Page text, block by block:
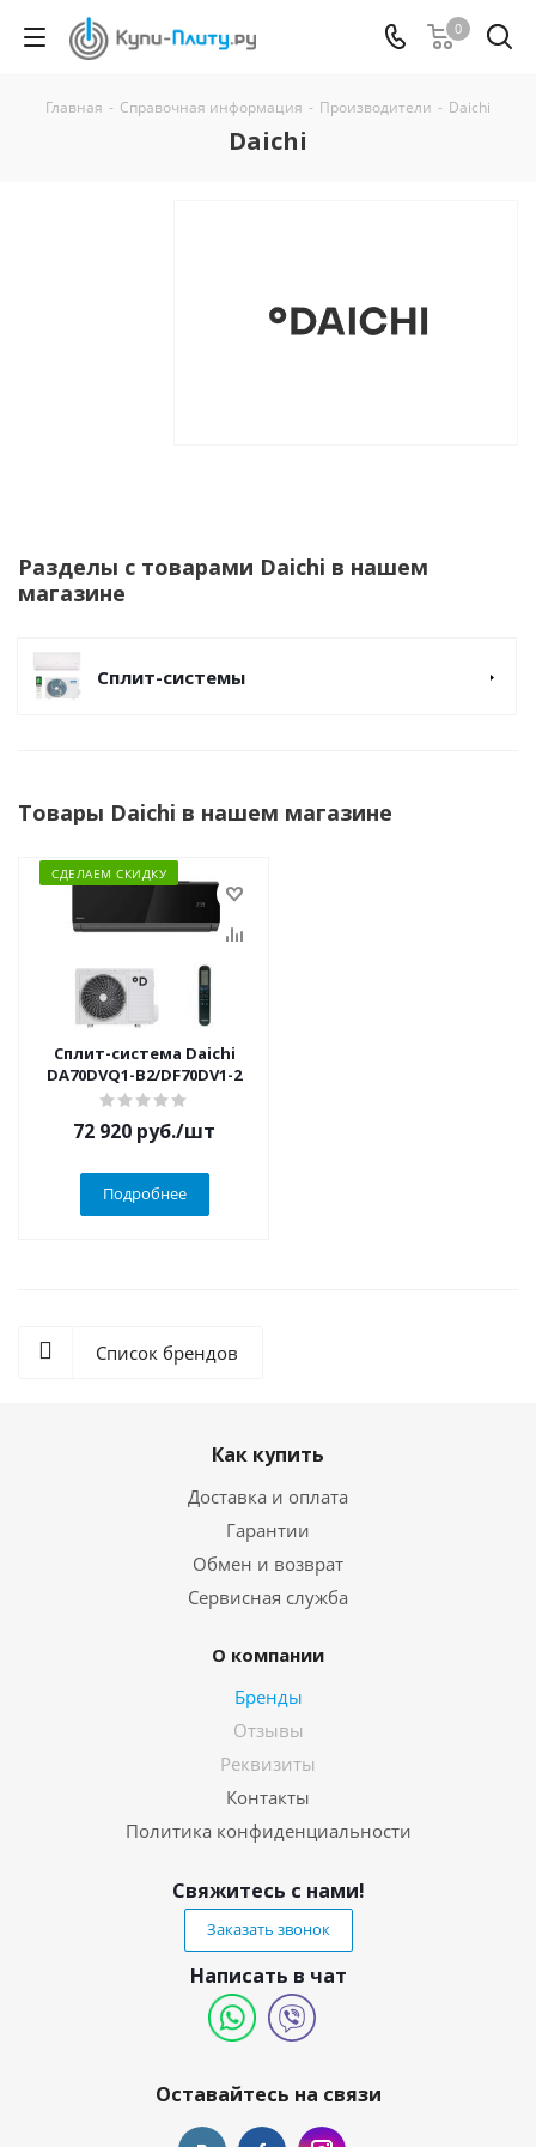
0
Главная - Справочная информация - Производители - Daichi
Daichi
Разделы с товарами Daichi в нашем
магазине
Сплит-системы
Товары Daichi в нашем магазине
СДЕЛАЕМ СКИДКУ
Сплит-система Daichi
DA70DVQ1-B2/DF70DV1-2
72 920 руб./шт
Подробнее
Список брендов
Как купить
Доставка и оплата
Гарантии
Обмен и возврат
Сервисная служба
О компании
Бренды
Отзывы
Реквизиты
Контакты
Политика конфиденциальности
Свяжитесь с нами!
Заказать звонок
Написать в чат
Оставайтесь на связи